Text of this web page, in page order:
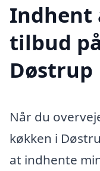
Indhent
tilbud
Døstrup
Når du
køkken i
at indhente